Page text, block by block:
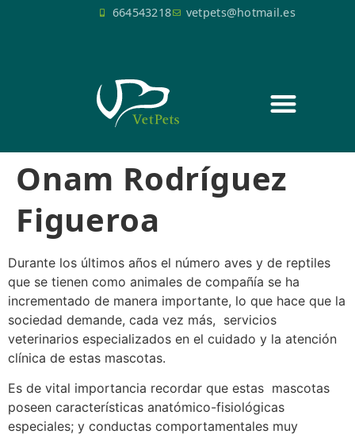
664543218 vetpets@hotmail.es
Onam Rodríguez
Figueroa
Durante los últimos años el número aves y de reptiles
que se tienen como animales de compañía se ha
incrementado de manera importante, lo que hace que la
sociedad demande, cada vez más, servicios
veterinarios especializados en el cuidado y la atención
clínica de estas mascotas.
Es de vital importancia recordar que estas mascotas
poseen características anatómico-fisiológicas
especiales; y conductas comportamentales muy